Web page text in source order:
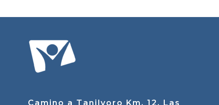
Camino a Tanilvoro Km. 12, Las